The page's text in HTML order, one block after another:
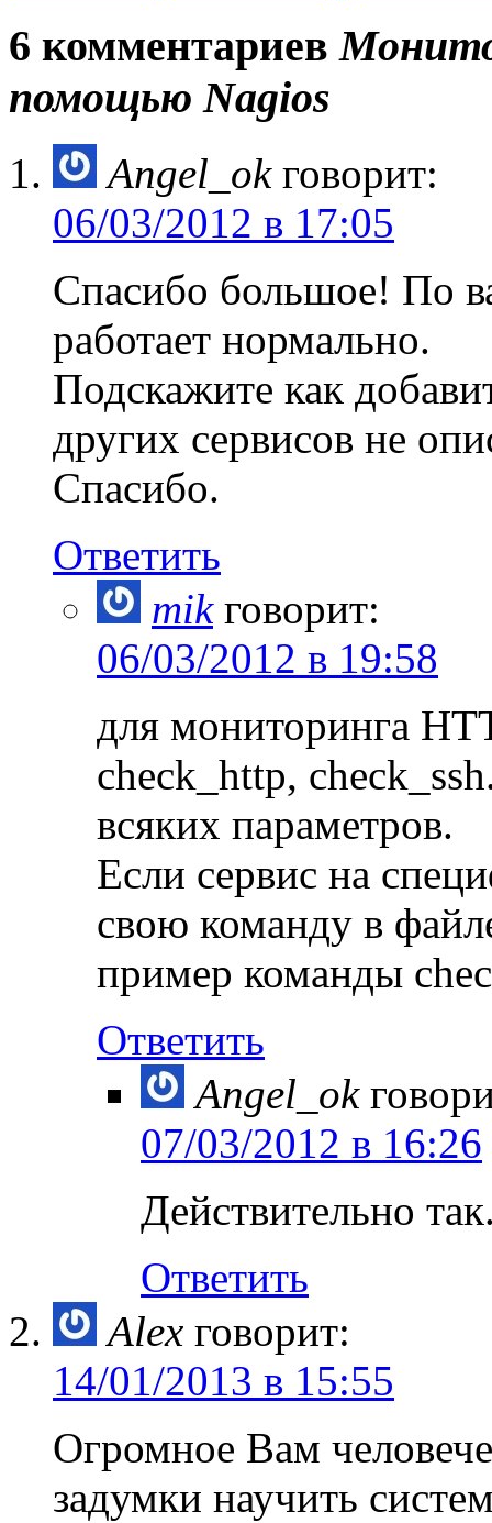
6 комментариев
помощью Nagios
Angel_ok говорит:
06/03/2012 в 17:05
Спасибо большое! По
работает нормально.
Подскажите как
других сервисов не
Спасибо.
Ответить
mik говорит:
06/03/2012 в 19:58
для мониторинга
check_http,
всяких параметров.
Если сервис на
свою команду в
пример команды
Ответить
Angel_ok
07/03/2012 в 16:26
Действительно
Ответить
Alex говорит:
14/01/2013 в 15:55
Огромное Вам
задумки научить